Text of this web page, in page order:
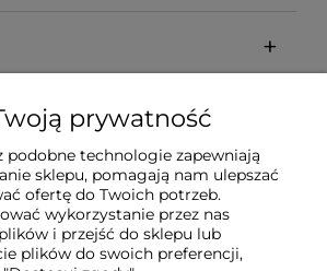
prywatność
podobne technologie zapewniają
sklepu, pomagają nam ulepszać
ofertę do Twoich potrzeb.
wykorzystanie przez nas
i przejść do sklepu lub
plików do swoich preferencji,